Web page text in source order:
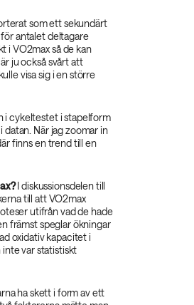
som ett sekundärt
antalet deltagare
i VO2max så de kan
ju också svårt att
visa sig i en större
i cykeltestet i stapelform
När jag zoomar in
finns en trend till en
I diskussionsdelen till
till att VO2max
utifrån vad de hade
främst speglar ökningar
oxidativ kapacitet i
var statistiskt
ha skett i form av ett